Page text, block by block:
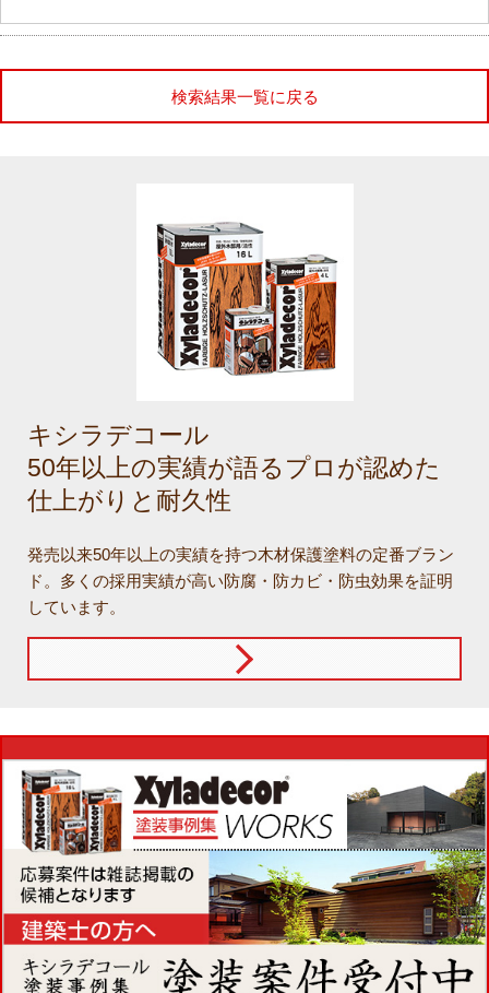
検索結果一覧に戻る
キシラデコール
50年以上の実績が語るプロが認めた
仕上がりと耐久性
発売以来50年以上の実績を持つ木材保護塗料の定番ブラン
ド。多くの採用実績が高い防腐・防カビ・防虫効果を証明
しています。